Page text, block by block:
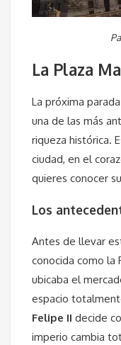
La Plaza
La próxima
una de las más
riqueza histórica.
ciudad, en el
quieres conocer
Los
Antes de llevar
conocida como la
ubicaba el
espacio
Felipe II decide
imperio cambia